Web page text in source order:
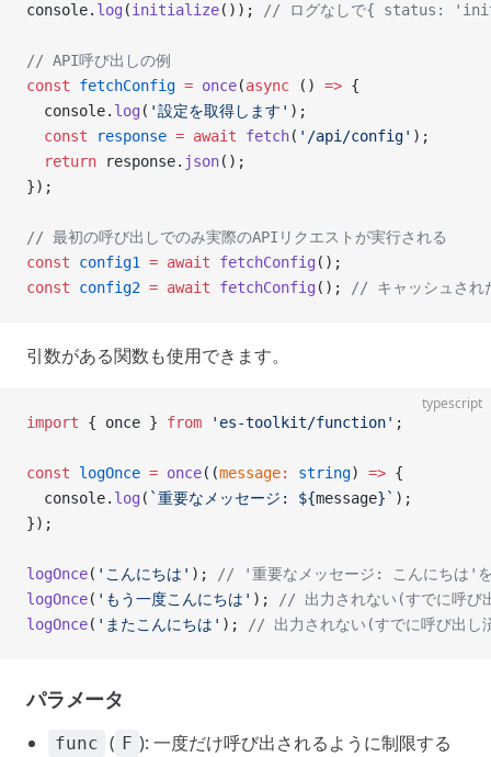
console. log (initialize()); // ログなしで{ status:
// API呼び出しの例
const fetchConfig = once(async () => {
  console.
log ( '設定を取得します' );
  const
response = await fetch( '/api/config' );
  return
response. json();
});
// 最初の呼び出しでのみ実際のAPIリクエストが実行される
const config1 = await fetchConfig ();
const config2 = await fetchConfig (); // キャッシュされ
引数がある関数も使用できます。
typescript
import { once } from 'es-toolkit/function' ;
const logOnce = once((message: string) => {
  console.
log ( `重要なメッセージ: ${message}` );
});
logOnce( 'こんにちは' );
// '重要なメッセージ: こんにちは'
logOnce( 'もう一度こんにちは' );
// 出力されない(すでに呼び
logOnce( 'またこんにちは' ); // 出力されない(すでに呼び出し
パラメータ
func ( F ): 一度だけ呼び出されるように制限する